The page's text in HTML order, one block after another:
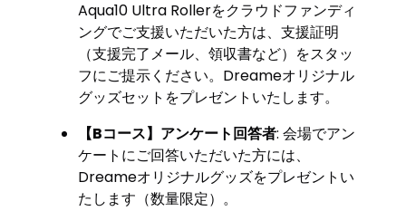
Aqua10 Ultra Rollerをクラウドファンディ
ングでご支援いただいた方は、支援証明
（支援完了メール、領収書など）をスタッ
フにご提示ください。Dreameオリジナル
グッズセットをプレゼントいたします。
【Bコース】アンケート回答者: 会場でアン
ケートにご回答いただいた方には、
Dreameオリジナルグッズをプレゼントい
たします（数量限定）。